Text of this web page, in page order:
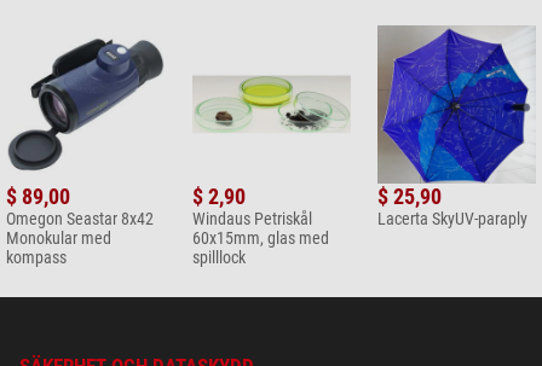
$ 89,00
Omegon Seastar 8x42
Monokular med
kompass
$ 2,90
Windaus Petriskål
60x15mm, glas med
spilllock
$ 25,90
Lacerta SkyUV-paraply